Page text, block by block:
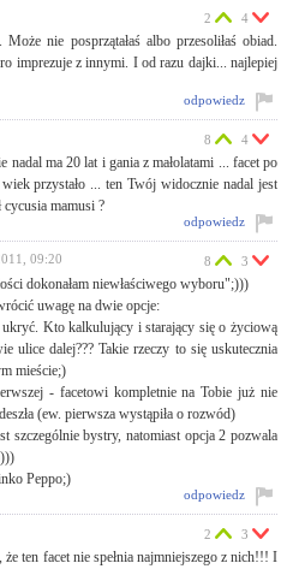
nie posprzątałaś albo przesoliłaś obiad.
imprezuje z innymi. I od razu dajki... najlepiej
2 4
odpowiedz
ma 20 lat i gania z małolatami ... facet po
przystało ... ten Twój widocznie nadal jest
cycusia mamusi ?
8 4
odpowiedz
09:20
dokonałam niewłaściwego wyboru";)))
uwagę na dwie opcje:
Kto kalkulujący i starający się o życiową
ulice dalej??? Takie rzeczy to się uskutecznia
mieście;)
- facetowi kompletnie na Tobie już nie
(ew. pierwsza wystąpiła o rozwód)
szczególnie bystry, natomiast opcja 2 pozwala
Peppo;)
8 3
odpowiedz
ten facet nie spełnia najmniejszego z nich!!! I
2 3